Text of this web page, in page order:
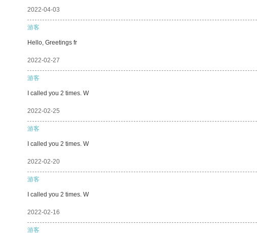
2022-04-03
游客
Hello, Greetings fr
2022-02-27
游客
I called you 2 times. W
2022-02-25
游客
I called you 2 times. W
2022-02-20
游客
I called you 2 times. W
2022-02-16
游客